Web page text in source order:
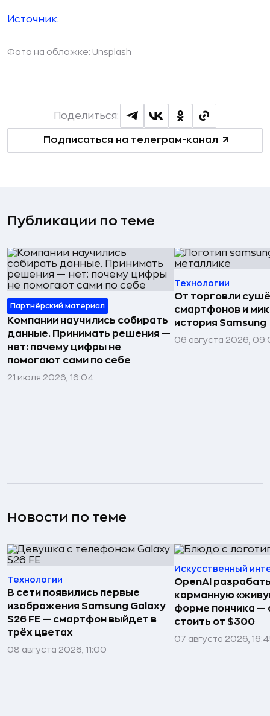
Источник.
Фото на обложке: Unsplash
Подписаться на телеграм-канал
Поделиться:
Публикации по теме
Партнёрский материал
Компании научились собирать
данные. Принимать решения —
нет: почему цифры не
помогают сами по себе
21 июля 2026, 16:04
Технологии
От торговли
смартфонов и
история Samsung
06 августа 2026,
Новости по теме
Технологии
В сети появились первые
изображения Samsung Galaxy
S26 FE — смартфон выйдет в
трёх цветах
08 августа 2026, 11:00
Искусственный
OpenAI
карманную
форме пончика —
стоить от $300
07 августа 2026,